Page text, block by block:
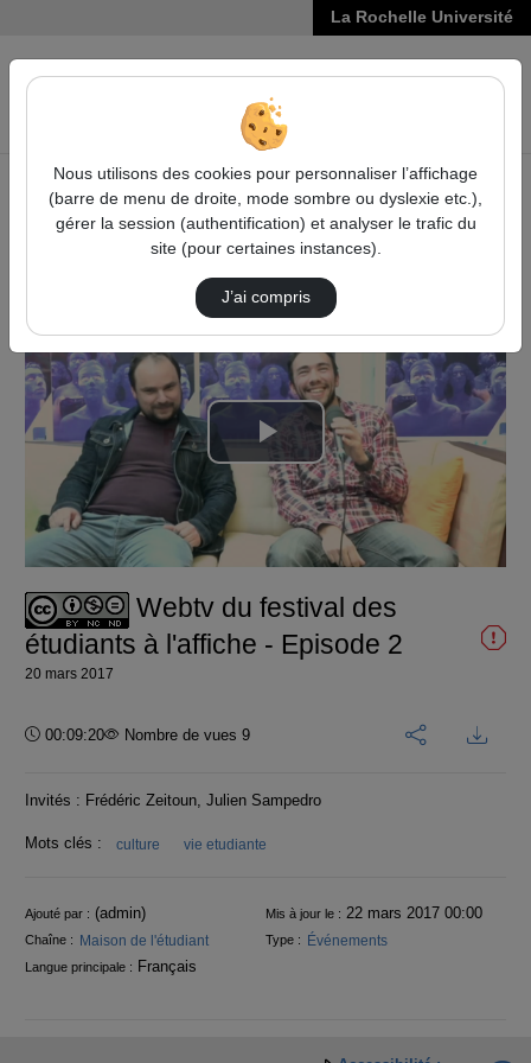
La Rochelle Université
VIDÉOS
Accueil
Maison de l'étudiant
# Festival Les étudiants à l'affiche
FLEAA 2017
Webtv Du Festival Des Étudiants À L'Affiche …
Lire
la
vidéo
Webtv du festival des
étudiants à l'affiche - Episode 2
20 mars 2017
Durée :
00:09:20 Nombre de vues 9
Invités : Frédéric Zeitoun, Julien Sampedro
Mots clés : culture vie etudiante
Informations
Ajouté par : (admin) Mis à jour le : 22 mars 2017 00:00
Chaîne : Maison de l'étudiant Type : Événements
Langue principale : Français
Nous utilisons des cookies pour personnaliser l’affichage
(barre de menu de droite, mode sombre ou dyslexie etc.),
gérer la session (authentification) et analyser le trafic du
site (pour certaines instances).
J’ai compris